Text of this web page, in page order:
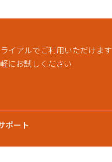
イアルでご利用いただけます
にお試しください
ポート